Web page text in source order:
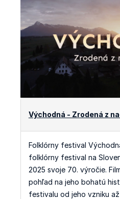
Východná - Zrodená z
Folklórny festival
folklórny festival na
2025 svoje 70. výročie.
pohľad na jeho bohatú
festivalu od jeho vzniku